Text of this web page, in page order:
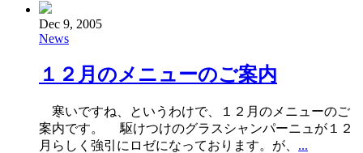
Dec 9, 2005
News
１２月のメニューのご案内
寒いですね、というわけで、１２月のメニューのご
案内です。 駆けつけのグラスシャンパーニュが１２
月らしく強引にロゼになっております。が、 ...